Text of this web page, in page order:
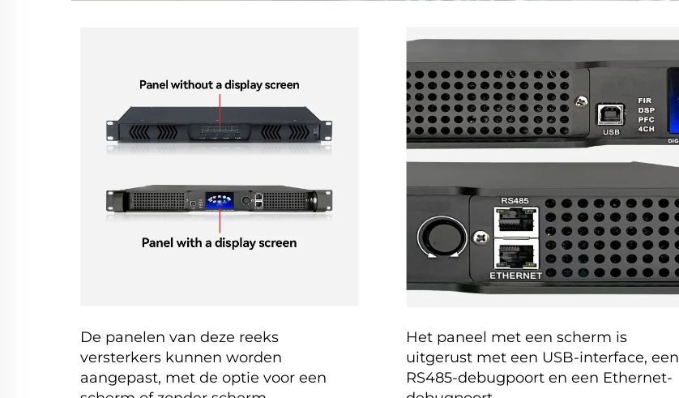
De panelen van deze reeks
versterkers kunnen worden
aangepast, met de optie voor een
Het paneel met een scherm is
uitgerust met een USB-interface, een
RS485-debugpoort en een Ethernet-